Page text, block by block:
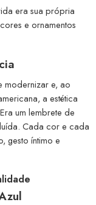
era sua própria
e ornamentos
modernizar e, ao
a estética
um lembrete de
Cada cor e cada
gesto íntimo e